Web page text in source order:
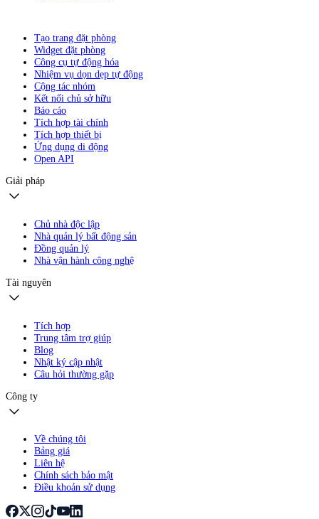
Tạo trang đặt phòng
Widget đặt phòng
Công cụ tự động hóa
Nhiệm vụ dọn dẹp tự động
Cộng tác nhóm
Kết nối chủ sở hữu
Báo cáo
Tích hợp tài chính
Tích hợp thiết bị
Ứng dụng di động
Open API
Giải pháp
Chủ nhà độc lập
Nhà quản lý bất động sản
Đồng quản lý
Nhà vận hành công nghệ
Tài nguyên
Tích hợp
Trung tâm trợ giúp
Blog
Nhật ký cập nhật
Câu hỏi thường gặp
Công ty
Về chúng tôi
Bảng giá
Liên hệ
Chính sách bảo mật
Điều khoản sử dụng